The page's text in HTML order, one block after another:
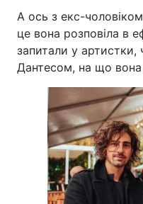
А ось з екс-
це вона розповіла в
запитали у артистки,
Дантесом, на що вона